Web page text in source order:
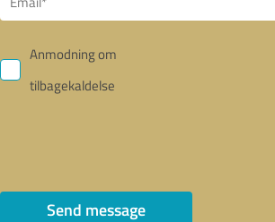
Anmodning om
tilbagekaldelse
Send message